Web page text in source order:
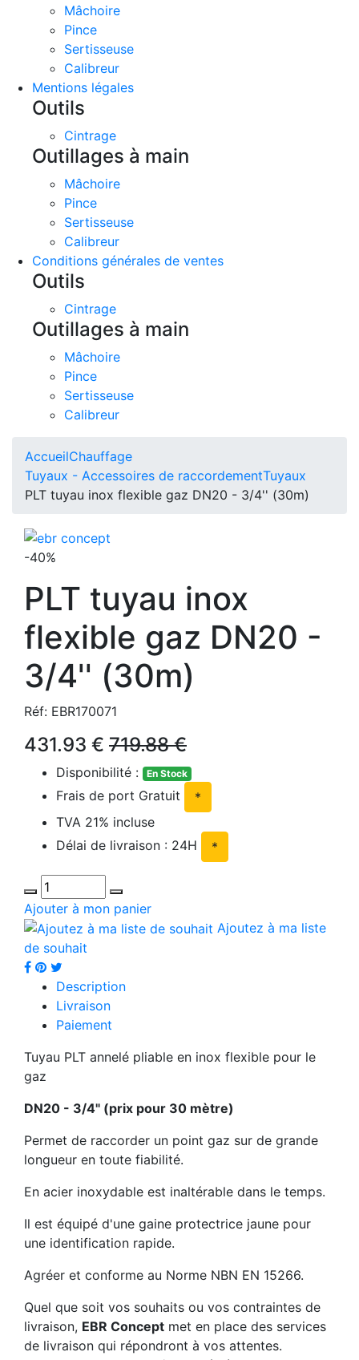
Mâchoire
Pince
Sertisseuse
Calibreur
Mentions légales
Outils
Cintrage
Outillages à main
Mâchoire
Pince
Sertisseuse
Calibreur
Conditions générales de ventes
Outils
Cintrage
Outillages à main
Mâchoire
Pince
Sertisseuse
Calibreur
AccueilChauffage
Tuyaux - Accessoires de raccordementTuyaux
PLT tuyau inox flexible gaz DN20 - 3/4'' (30m)
-40%
PLT tuyau inox
flexible gaz DN20 -
3/4'' (30m)
Réf: EBR170071
431.93 € 719.88 €
Disponibilité : En Stock
Frais de port Gratuit
*
TVA 21% incluse
Délai de livraison : 24H
*
Ajouter à mon panier
Ajoutez à ma liste
de souhait
Description
Livraison
Paiement
Tuyau PLT annelé pliable en inox flexible pour le
gaz
DN20 - 3/4" (prix pour 30 mètre)
Permet de raccorder un point gaz sur de grande
longueur en toute fiabilité.
En acier inoxydable est inaltérable dans le temps.
Il est équipé d'une gaine protectrice jaune pour
une identification rapide.
Agréer et conforme au Norme NBN EN 15266.
Quel que soit vos souhaits ou vos contraintes de
livraison, EBR Concept met en place des services
de livraison qui répondront à vos attentes.